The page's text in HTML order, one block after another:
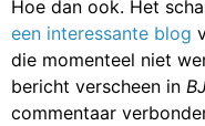
Hoe dan ook. Het
een interessante blog
die momenteel niet
bericht verscheen in
commentaar